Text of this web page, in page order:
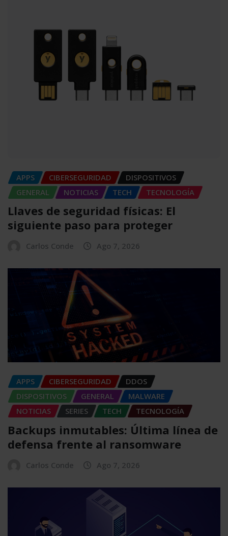
APPS CIBERSEGURIDAD
DISPOSITIVOS
GENERAL
NOTICIAS TECH TECNOLOGÍA
Llaves de seguridad físicas: El
siguiente paso para proteger
Carlos Conde Ago 7, 2026
APPS CIBERSEGURIDAD
DDOS
DISPOSITIVOS
GENERAL
MALWARE
NOTICIAS
SERIES TECH TECNOLOGÍA
Backups inmutables: Última línea de
defensa frente al ransomware
Carlos Conde Ago 7, 2026